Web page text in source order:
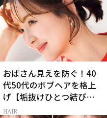
おばさん見えを防ぐ！40
代50代のボブヘアを格上
げ【垢抜けひとつ結び】
のルール
HAIR